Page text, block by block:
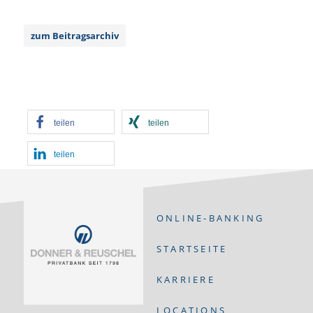
zum Beitragsarchiv
teilen teilen
teilen
ONLINE-BANKING
STARTSEITE
KARRIERE
LOCATIONS